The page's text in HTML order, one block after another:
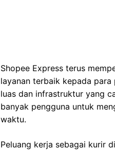
Shopee Express terus
layanan terbaik kepada para
luas dan infrastruktur yang
banyak pengguna untuk
waktu.
Peluang kerja sebagai kurir